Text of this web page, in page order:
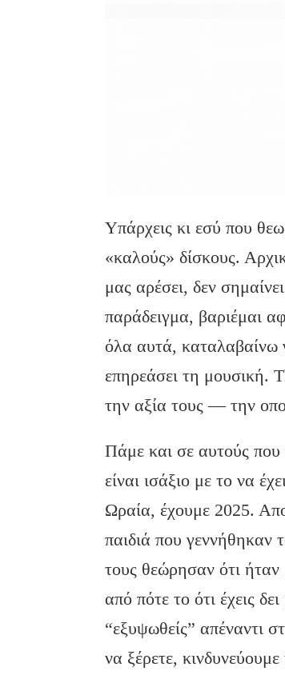
Υπάρχεις κι εσύ που
«καλούς» δίσκους.
μας αρέσει, δεν
παράδειγμα, βαριέμαι
όλα αυτά, καταλαβαίνω
επηρεάσει τη μουσική.
την αξία τους — την
Πάμε και σε αυτούς που
είναι ισάξιο με το να
Ωραία, έχουμε 2025.
παιδιά που γεννήθηκαν
τους θεώρησαν ότι
από πότε το ότι έχεις
“εξυψωθείς” απέναντι
να ξέρετε,